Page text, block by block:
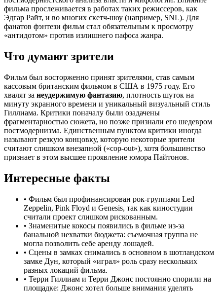
фильма прослеживается в работах таких режиссеров, как
Эдгар Райт, и во многих скетч-шоу (например, SNL). Для
фанатов фэнтези фильм стал обязательным к просмотру
«антидотом» против излишнего пафоса жанра.
Что думают зрители
Фильм был восторженно принят зрителями, став самым
кассовым британским фильмом в США в 1975 году. Его
хвалят за неудержимую фантазию, плотность шуток на
минуту экранного времени и уникальный визуальный стиль
Гиллиама. Критики поначалу были озадачены
фрагментарностью сюжета, но позже признали его шедевром
постмодернизма. Единственным пунктом критики иногда
называют резкую концовку, которую некоторые зрители
считают слишком внезапной («cop-out»), хотя большинство
признает в этом высшее проявление юмора Пайтонов.
Интересные факты
• Фильм был профинансирован рок-группами Led
Zeppelin, Pink Floyd и Genesis, так как киностудии
считали проект слишком рискованным.
• Знаменитые кокосы появились в фильме из-за
банальной нехватки бюджета: съемочная группа не
могла позволить себе аренду лошадей.
• Сцены в замках снимались в основном в шотландском
замке Дун, который «играл» роль сразу нескольких
разных локаций фильма.
• Терри Гиллиам и Терри Джонс постоянно спорили на
площадке: Джонс хотел больше внимания уделять